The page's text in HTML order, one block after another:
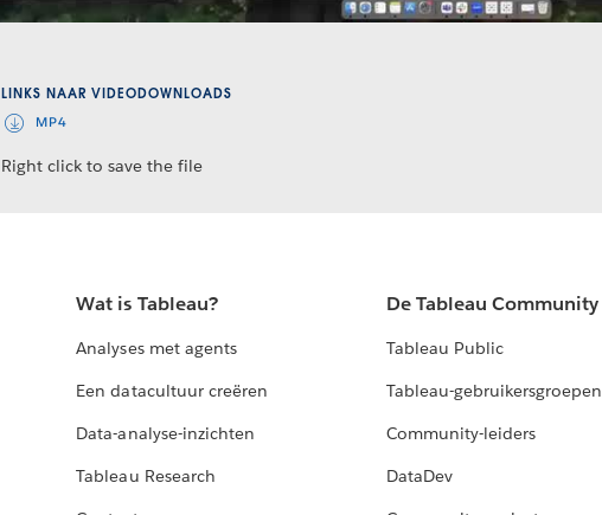
LINKS NAAR VIDEODOWNLOADS
MP4
Right click to save the file
Wat is Tableau?
Analyses met agents
Een datacultuur creëren
Data-analyse-inzichten
Tableau Research
De Tableau Community
Tableau Public
Tableau-gebruikersgroepen
Community-leiders
DataDev